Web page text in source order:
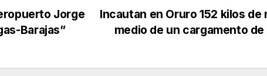
Incautan en Oruro 152 kilos de
medio de un cargamento de
Jorge
Barajas”